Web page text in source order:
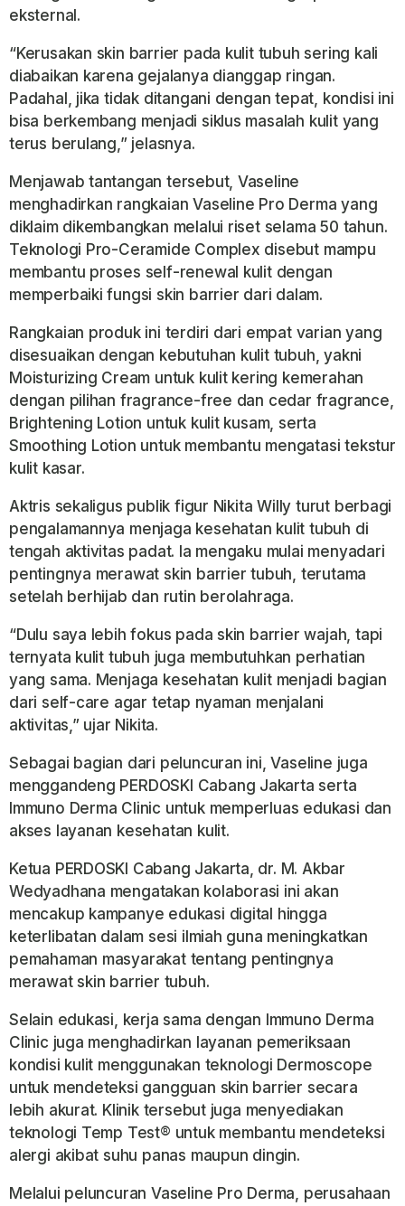
eksternal.
“Kerusakan skin barrier pada kulit tubuh sering kali
diabaikan karena gejalanya dianggap ringan.
Padahal, jika tidak ditangani dengan tepat, kondisi ini
bisa berkembang menjadi siklus masalah kulit yang
terus berulang,” jelasnya.
Menjawab tantangan tersebut, Vaseline
menghadirkan rangkaian Vaseline Pro Derma yang
diklaim dikembangkan melalui riset selama 50 tahun.
Teknologi Pro-Ceramide Complex disebut mampu
membantu proses self-renewal kulit dengan
memperbaiki fungsi skin barrier dari dalam.
Rangkaian produk ini terdiri dari empat varian yang
disesuaikan dengan kebutuhan kulit tubuh, yakni
Moisturizing Cream untuk kulit kering kemerahan
dengan pilihan fragrance-free dan cedar fragrance,
Brightening Lotion untuk kulit kusam, serta
Smoothing Lotion untuk membantu mengatasi tekstur
kulit kasar.
Aktris sekaligus publik figur Nikita Willy turut berbagi
pengalamannya menjaga kesehatan kulit tubuh di
tengah aktivitas padat. Ia mengaku mulai menyadari
pentingnya merawat skin barrier tubuh, terutama
setelah berhijab dan rutin berolahraga.
“Dulu saya lebih fokus pada skin barrier wajah, tapi
ternyata kulit tubuh juga membutuhkan perhatian
yang sama. Menjaga kesehatan kulit menjadi bagian
dari self-care agar tetap nyaman menjalani
aktivitas,” ujar Nikita.
Sebagai bagian dari peluncuran ini, Vaseline juga
menggandeng PERDOSKI Cabang Jakarta serta
Immuno Derma Clinic untuk memperluas edukasi dan
akses layanan kesehatan kulit.
Ketua PERDOSKI Cabang Jakarta, dr. M. Akbar
Wedyadhana mengatakan kolaborasi ini akan
mencakup kampanye edukasi digital hingga
keterlibatan dalam sesi ilmiah guna meningkatkan
pemahaman masyarakat tentang pentingnya
merawat skin barrier tubuh.
Selain edukasi, kerja sama dengan Immuno Derma
Clinic juga menghadirkan layanan pemeriksaan
kondisi kulit menggunakan teknologi Dermoscope
untuk mendeteksi gangguan skin barrier secara
lebih akurat. Klinik tersebut juga menyediakan
teknologi Temp Test® untuk membantu mendeteksi
alergi akibat suhu panas maupun dingin.
Melalui peluncuran Vaseline Pro Derma, perusahaan